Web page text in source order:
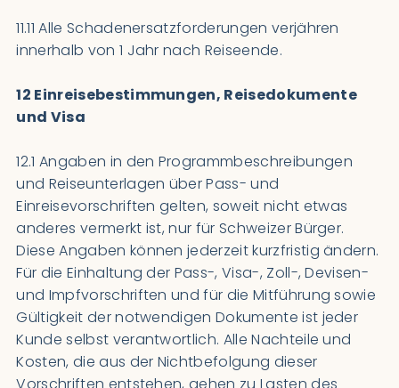
11.11 Alle Schadenersatzforderungen verjähren
innerhalb von 1 Jahr nach Reiseende.
12 Einreisebestimmungen, Reisedokumente
und Visa
12.1 Angaben in den Programmbeschreibungen
und Reiseunterlagen über Pass- und
Einreisevorschriften gelten, soweit nicht etwas
anderes vermerkt ist, nur für Schweizer Bürger.
Diese Angaben können jederzeit kurzfristig ändern.
Für die Einhaltung der Pass-, Visa-, Zoll-, Devisen-
und Impfvorschriften und für die Mitführung sowie
Gültigkeit der notwendigen Dokumente ist jeder
Kunde selbst verantwortlich. Alle Nachteile und
Kosten, die aus der Nichtbefolgung dieser